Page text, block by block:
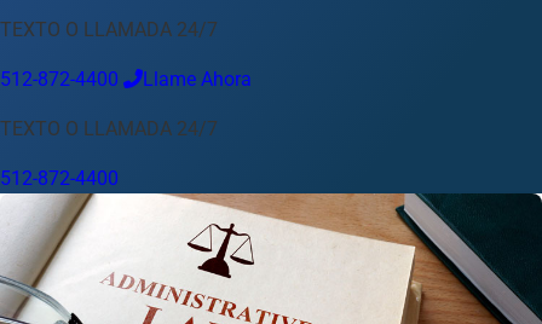
Idioma
Español English 中文 Français
Su Ubicación
Austin 512-872-4400
Cambiar ubicación
Usar mi ubicación
Abilene
Austin Beaumont Corpus Christi
Dallas
El Paso
Fort Worth Houston
Lubbock
McAllen
San Angelo Wichita Falls
TEXTO O LLAMADA 24/7
512-872-4400 Llame Ahora
TEXTO O LLAMADA 24/7
512-872-4400